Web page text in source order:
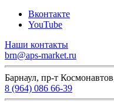
Вконтакте
YouTube
Наши контакты
brn@aps-market.ru
Барнаул, пр-т
8 (964) 086 66-39